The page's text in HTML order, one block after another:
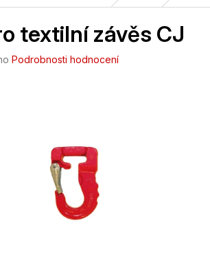
textilní závěs CJ
Podrobnosti hodnocení